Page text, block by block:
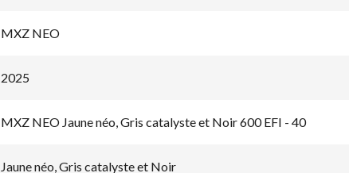
MXZ NEO
2025
MXZ NEO Jaune néo, Gris catalyste et Noir 600 EFI - 40
Jaune néo, Gris catalyste et Noir